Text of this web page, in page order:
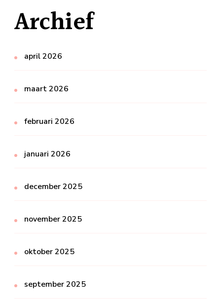
Archief
april 2026
maart 2026
februari 2026
januari 2026
december 2025
november 2025
oktober 2025
september 2025